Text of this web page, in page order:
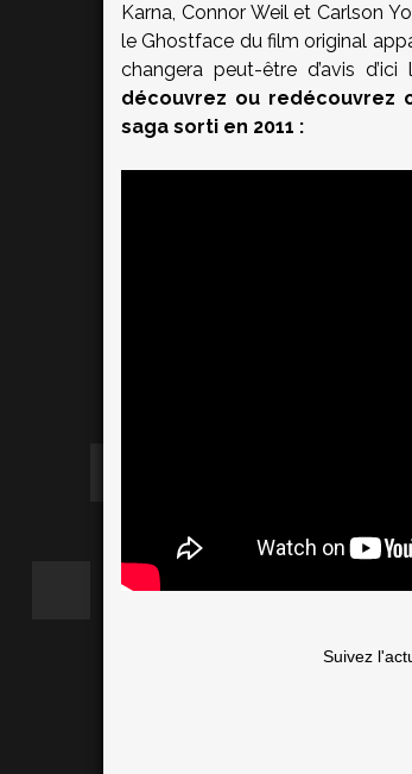
Karna, Connor Weil et Carlson
le Ghostface du film original
changera peut-être d’avis d’ici
découvrez ou redécouvrez
saga sorti en 2011 :
Suivez